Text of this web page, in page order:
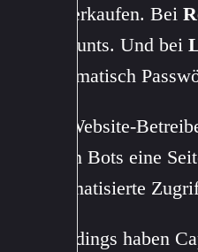
ausverkaufen. Bei
Accounts. Und bei
systematisch
Für Website-
denen Bots eine
automatisierte
Allerdings haben